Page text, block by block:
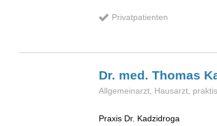
Privatpatienten
Dr. med. Thomas
Allgemeinarzt, Hausarzt,
Praxis Dr. Kadzidroga